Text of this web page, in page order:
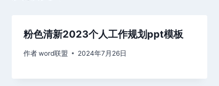
粉色清新2023个人工作规划ppt模板
作者word联盟 2024年7月26日